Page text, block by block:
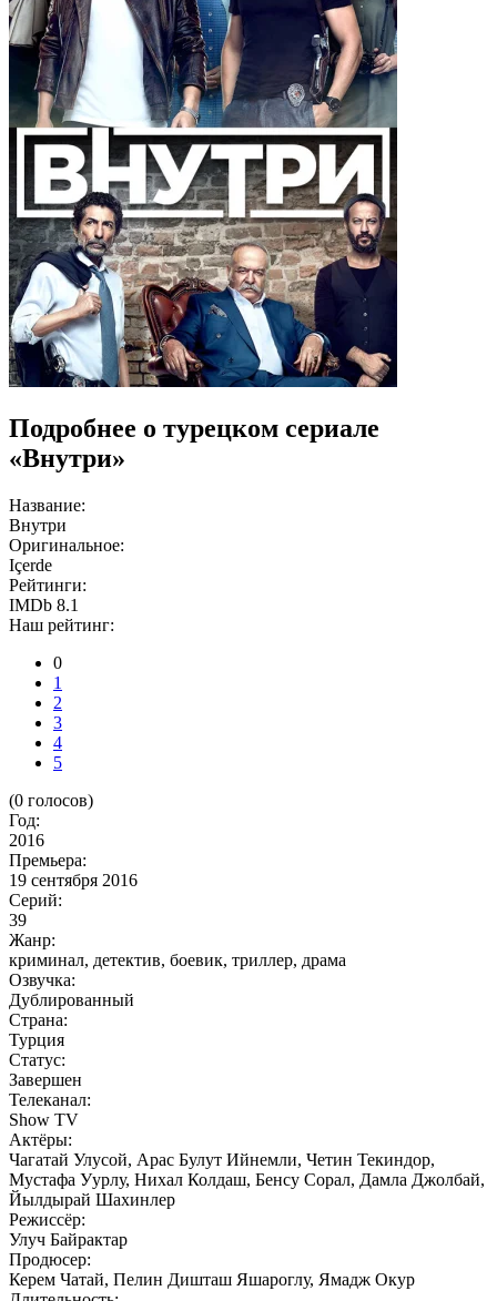
Подробнее о турецком сериале
«Внутри»
Название:
Внутри
Оригинальное:
Içerde
Рейтинги:
IMDb 8.1
Наш рейтинг:
0
1
2
3
4
5
(0 голосов)
Год:
2016
Премьера:
19 сентября 2016
Серий:
39
Жанр:
криминал, детектив, боевик, триллер, драма
Озвучка:
Дублированный
Страна:
Турция
Статус:
Завершен
Телеканал:
Show TV
Актёры:
Чагатай Улусой, Арас Булут Ийнемли, Четин Текиндор,
Мустафа Уурлу, Нихал Колдаш, Бенсу Сорал, Дамла Джолбай,
Йылдырай Шахинлер
Режиссёр:
Улуч Байрактар
Продюсер:
Керем Чатай, Пелин Дишташ Яшароглу, Ямадж Окур